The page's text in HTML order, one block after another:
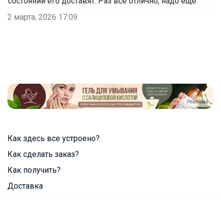
2 марта, 2026 17:09
Реклама
Как здесь все устроено?
Как сделать заказ?
Как получить?
Доставка